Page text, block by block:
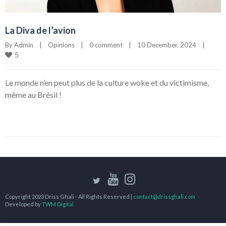
La Diva de l’avion
By Admin | Opinions | 0 comment | 10 December, 2024 |
5
Le monde n’en peut plus de la culture woke et du victimisme,
même au Brésil !
Copyright 2023 Driss Ghali - All Rights Reserved | contact@drissghali.com
Developed byTWM Digital